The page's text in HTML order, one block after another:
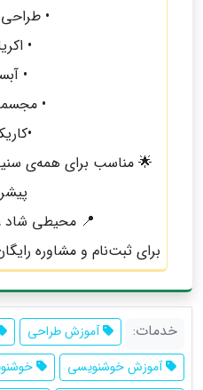
•
•
•
•
🌟 مناسب برای همه‌ی
📍 محیطی شاد ،
برای ثبت‌نام و مشاوره
خدمات: آموزش طراحی
آموزش خوشنویسی